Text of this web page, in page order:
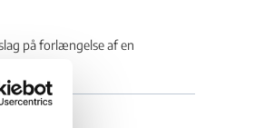
på forlængelse af en